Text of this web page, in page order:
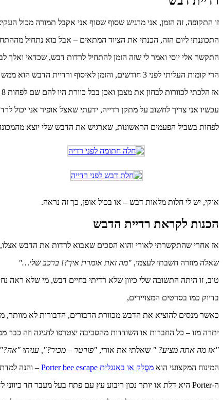
זו התקופה, זה הזמן, אני מרגיש שסוף שסוף אני אקבל תמורה מכול
התכוננתי ליום הזה, הכנתי את הציוד המתאים – אבל בוא נתחיל
התקשר אלי יוסי ואמר לי שזה הזמן להתחיל לרדות דבש, שכדאי ואלך
הרי קומות העליתי לפני 3 חודשים, והזמן לאיסוף ורדיית הדבש הוא ממש עכשיו לפני החום הכבד של חודש יולי.
אז הלכתי לכוורות לבחון את מצבן ואכן בכל כוורת היו להם שם לפחות 8 חלות מלאות וחתומות בדבש…אוח, איך שאני שמייייח 🙂
עכשיו אני צריך לחשוב על מתקן רדייה, ידעתי שאצל אופיר אני יכול
לפחות בשביל הפעמים הראשונות, שארגיש את הדבש שלי יוצא
אוקי, יש לי חלות מלאות דבש – או בכול אופן, כך זה נראה.
הכנות לקראת רדיית הדבש
אז אחרי שהתקשרתי לאורי והוא הסכים שאבוא לרדות את הדבש
שאלה מוזרה חשבתי לעצמי, "מה זאת אומרת איך?! ברכב שלי…"
טוב, זו היתה התשובה שלי כיוון שלא רדיתי בחיים דבש, מי שלא ראה
בדיוק כמו בסרטים המצויירים,
כאשר מנסים להוציא את הדבש מכוורת הדבורים, הדבורות לא
יתרה מזו – כל החברות או השודדות מהסביבה יצטרפו לחגיגה וזה כבר
"אז מה אתה מציע? " שאלתי את אורי, "פורטר – מכיר?", עניתי
המינוח המקצועי הוא מַסְלֵק או באנגלית Porter bee escape
– והנה
ה-Porter היא דלת או יותר נכון ריבוע עץ עם פתח בעל מעבר חד כיווני לדבורות,